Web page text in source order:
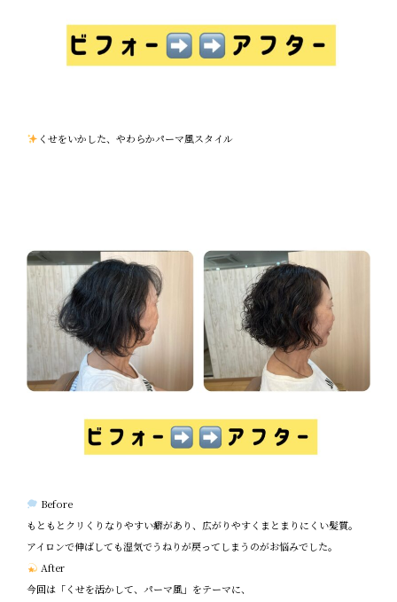
くせをいかした、やわらかパーマ風スタイル
Before
もともとクリくりなりやすい癖があり、広がりやすくまとまりにくい髪質。
アイロンで伸ばしても湿気でうねりが戻ってしまうのがお悩みでした。
After
今回は「くせを活かして、パーマ風」をテーマに、